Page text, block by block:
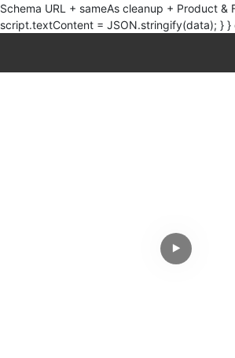
Schema URL + sameAs cleanup + Product &
script.textContent = JSON.stringify(data); } }